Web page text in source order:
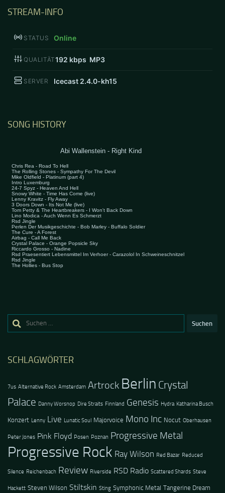
STREAM-INFO
STATUS Online
QUALITÄT192 kbps MP3
SERVER Icecast 2.4.0-kh15
SONG HISTORY
Suchen
SCHLAGWÖRTER
7us Alternative Rock Amsterdam Artrock Berlin Crystal
Palace Danny Worsnop Dire Straits Finnland Genesis Hydra Katharina Busch
Konzert Lenny Live Lunatic Soul Majorvoice Mono Inc Nocut Oberhausen
Peter Jones Pink Floyd Posen Poznan Progressive Metal
Progressive Rock Ray Wilson Red Bazar Reduced
Silence Reichenbach Review Riverside RSD Radio Scattered Shards Steve
Hackett Steven Wilson Stiltskin Sting Symphonic Metal Tangerine Dream